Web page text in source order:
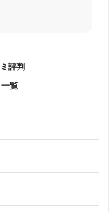
評判
覧